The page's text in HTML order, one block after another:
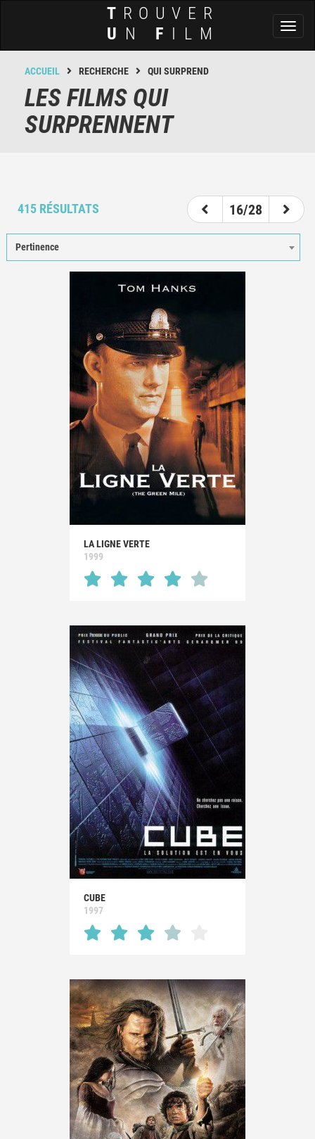
T ROUVER
U N F ILM
ACCUEIL RECHERCHE QUI SURPREND
LES FILMS QUI
SURPRENNENT
415 RÉSULTATS
16/28
Pertinence
LA LIGNE VERTE
1999
CUBE
1997